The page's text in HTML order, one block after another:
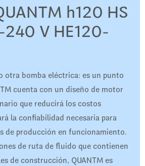
h120 HS
V HE120-
otra bomba eléctrica: es un punto
cuenta con un diseño de motor
que reducirá los costos
la confiabilidad necesaria para
de producción en funcionamiento.
de ruta de fluido que contienen
de construcción, QUANTM es